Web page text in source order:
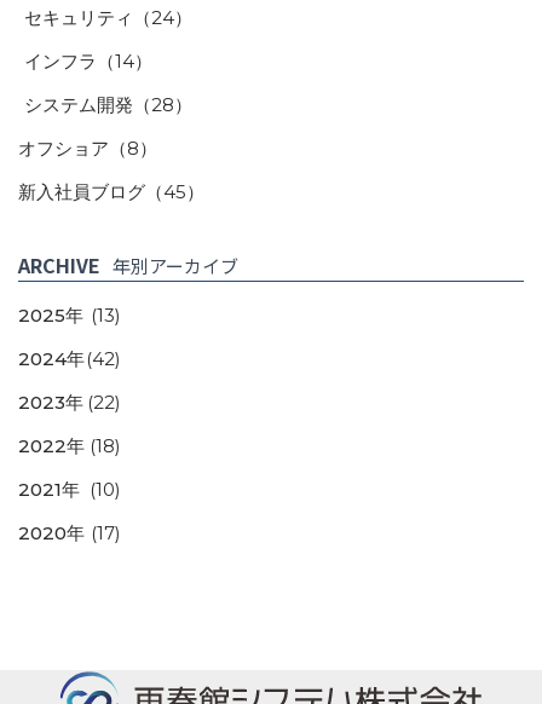
セキュリティ
（24）
インフラ （14）
システム開発 （28）
オフショア （8）
新入社員ブログ （45）
ARCHIVE 年別アーカイブ
2025年 (13)
2024年(42)
2023年 (22)
2022年 (18)
2021年 (10)
2020年 (17)